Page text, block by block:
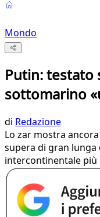
Mondo
Putin: testato
sottomarino
di Redazione
Lo zar mostra
supera di gran
intercontinentale